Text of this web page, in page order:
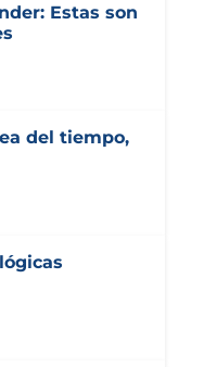
Estas son
del tiempo,